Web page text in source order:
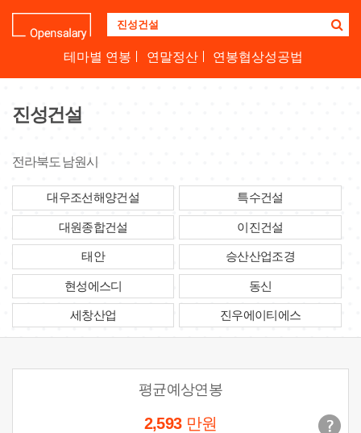
업
명
테마별 연봉 연말정산 연봉협상성공법
진성건설
전라북도 남원시
대우조선해양건설 특수건설
대원종합건설 이진건설
태안 승산산업조경
현성에스디 동신
세창산업 진우에이티에스
평균예상연봉
2,593 만원